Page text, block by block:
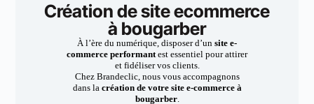
Création de site ecommerce
à bougarber
À l’ère du numérique, disposer d’un site e-
commerce performantest essentiel pour attirer
et fidéliser vos clients.
Chez Brandeclic, nous vous accompagnons
dans la création de votre site e-commerce à
bougarber.